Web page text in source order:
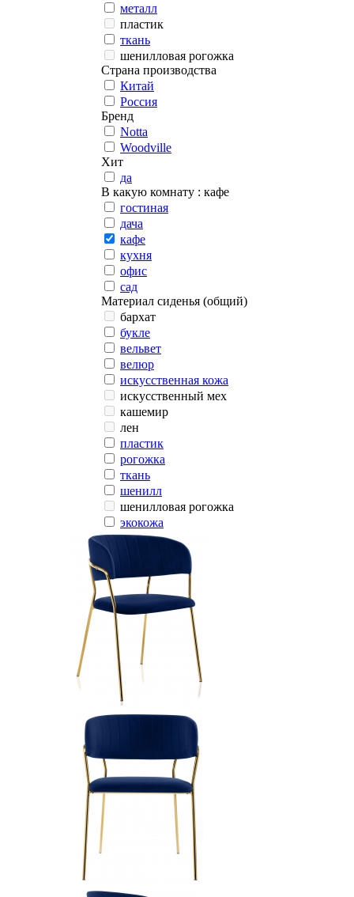
металл
пластик
ткань
шенилловая рогожка
Страна производства
Китай
Россия
Бренд
Notta
Woodville
Хит
да
В какую комнату : кафе
гостиная
дача
кафе
кухня
офис
сад
Материал сиденья (общий)
бархат
букле
вельвет
велюр
искусственная кожа
искусственный мех
кашемир
лен
пластик
рогожка
ткань
шенилл
шенилловая рогожка
экокожа